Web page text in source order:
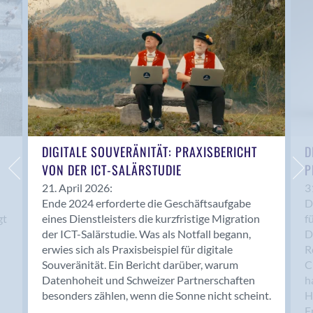
Anwil
Appenzell
Au SG
Baar
Baden
Balsthal
Balzers
Basel
Bassersdorf
Belp
Bendern
Benken (SG)
Bergdietikon
Berlin
Bern
Bern - Liebefeld
DIGITALE SOUVERÄNITÄT: PRAXISBERICHT
VON DER ICT-SALÄRSTUDIE
21. April 2026:
Ende 2024 erforderte die Geschäftsaufgabe
eines Dienstleisters die kurzfristige Migration
der ICT-Salärstudie. Was als Notfall begann,
erwies sich als Praxisbeispiel für digitale
Souveränität. Ein Bericht darüber, warum
Datenhoheit und Schweizer Partnerschaften
besonders zählen, wenn die Sonne nicht scheint.